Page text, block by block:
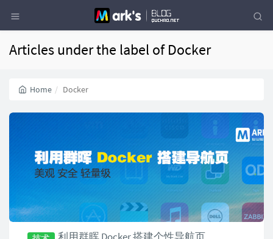
Articles under the label of Docker
Home Docker